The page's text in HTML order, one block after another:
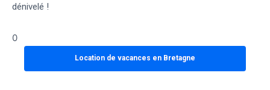
dénivelé !
0
Location de vacances en Bretagne